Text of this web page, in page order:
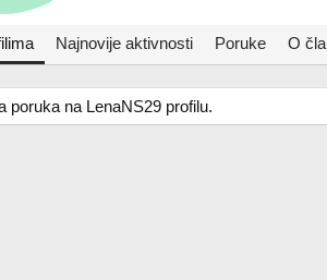
Najnovije aktivnosti Poruke O
poruka na LenaNS29 profilu.